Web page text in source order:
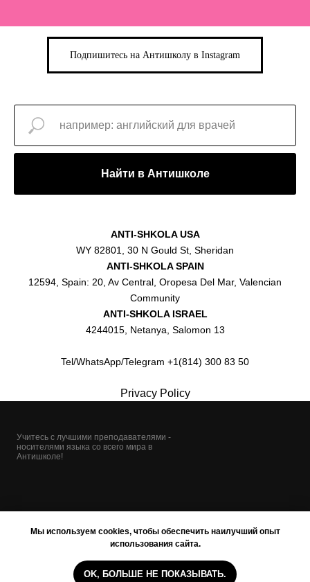
Подпишитесь на Антишколу в Instagram
Мы используем cookies, чтобы обеспечить наилучший опыт
использования сайта.
OK, БОЛЬШЕ НЕ ПОКАЗЫВАТЬ.
Найти в Антишколе
ANTI-SHKOLA USA
WY 82801, 30 N Gould St, Sheridan
ANTI-SHKOLA SPAIN
12594, Spain: 20, Av Central, Oropesa Del Mar, Valencian
Community
ANTI-SHKOLA ISRAEL
4244015, Netanya, Salomon 13
Tel/WhatsApp/Telegram +1(814) 300 83 50
Privacy Policy
Учитесь с лучшими преподавателями -
носителями языка со всего мира в
Антишколе!